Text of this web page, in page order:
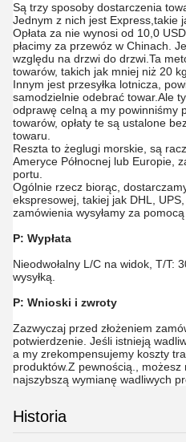
Są trzy sposoby dostarczenia
Jednym z nich jest Express,takie
Opłata za nie wynosi od 10,0
płacimy za przewóz w Chinach.
względu na drzwi do drzwi.Ta
towarów, takich jak mniej niż 20 kg.
Innym jest przesyłka lotnicza,
samodzielnie odebrać towar.Ale
odprawę celną a my powinniśmy
towarów, opłaty te są ustalone
towaru.
Reszta to żeglugi morskie, są
Ameryce Północnej lub Europie,
portu.
Ogólnie rzecz biorąc,
ekspresowej, takiej jak DHL,
zamówienia wysyłamy za
P: Wypłata
Nieodwołalny L/C na widok, T/T:
wysyłką.
P: Wnioski i zwroty
Zazwyczaj przed złożeniem
potwierdzenie. Jeśli istnieją
a my zrekompensujemy koszty
produktów.Z pewnością.,
najszybszą wymianę wadliwych
Historia